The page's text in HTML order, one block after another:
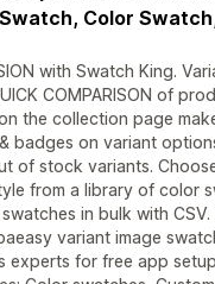
Color
with Swatch King.
COMPARISON of
the collection page
& badges on variant
of stock variants.
from a library of color
in bulk with CSV.
variant image
experts for free app